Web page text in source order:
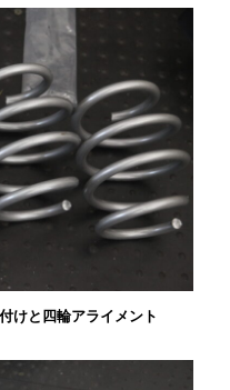
けと四輪アライメント